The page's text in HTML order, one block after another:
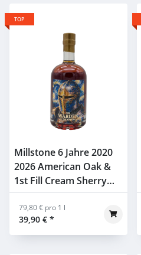
TOP
Millstone 6 Jahre 2020
2026 American Oak &
1st Fill Cream Sherry
Finish Whiskyhort
WOTM 52,6% 0,5l
39,90 € *
79,80 € pro 1 l